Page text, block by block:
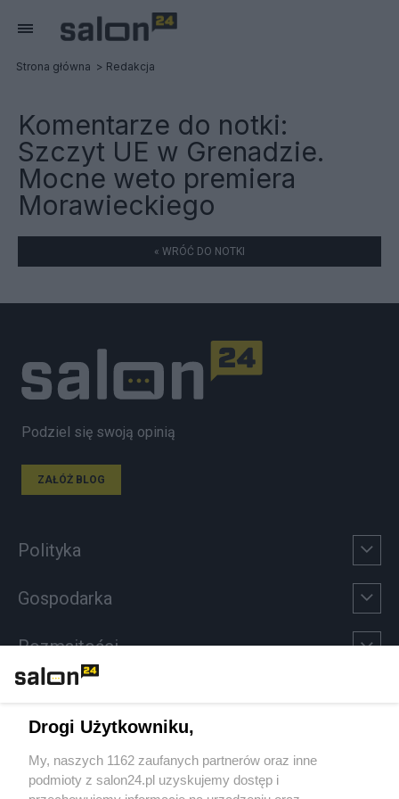
Strona główna Redakcja
Komentarze do notki:
Szczyt UE w Grenadzie.
Mocne weto premiera
Morawieckiego
« WRÓĆ DO NOTKI
Podziel się swoją opinią
ZAŁÓŻ BLOG
Polityka
Gospodarka
Rozmaitości
Sport
Społeczeństwo
Drogi Użytkowniku,
My, naszych 1162 zaufanych partnerów oraz inne
podmioty z salon24.pl uzyskujemy dostęp i